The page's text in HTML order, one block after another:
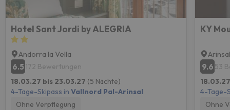
Hotel Sant Jordi by ALEGRIA
Andorra la Vella
6.5 172 Bewertungen
18.03.27 bis 23.03.27 (5 Nächte)
4-Tage-Skipass in Vallnord Pal-Arinsal
Ohne Verpflegung
KY
9.6 53
4-Tage-
Ohne